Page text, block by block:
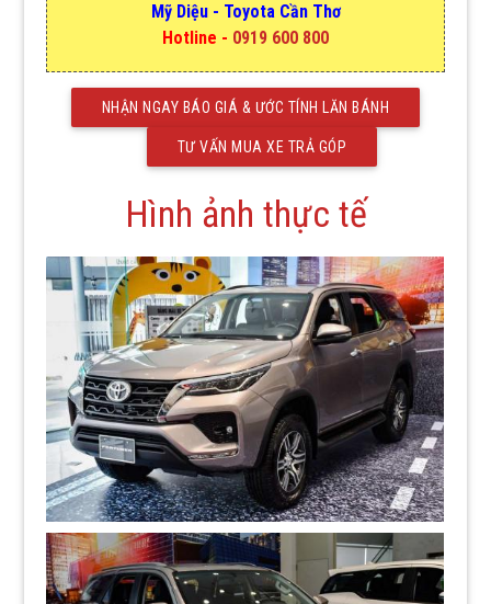
Mỹ Diệu - Toyota Cần Thơ
Hotline - 0919 600 800
NHẬN NGAY BÁO GIÁ & ƯỚC TÍNH LĂN BÁNH
TƯ VẤN MUA XE TRẢ GÓP
Hình ảnh thực tế